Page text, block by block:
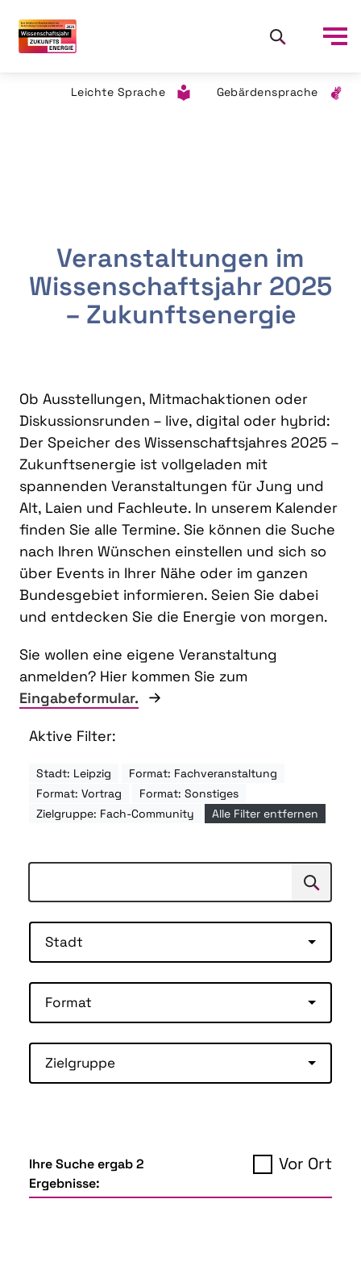
Leichte Sprache Gebärdensprache
Veranstaltungen im
Wissenschaftsjahr 2025
– Zukunftsenergie
Ob Ausstellungen, Mitmachaktionen oder
Diskussionsrunden – live, digital oder hybrid:
Der Speicher des Wissenschaftsjahres 2025 –
Zukunftsenergie ist vollgeladen mit
spannenden Veranstaltungen für Jung und
Alt, Laien und Fachleute. In unserem Kalender
finden Sie alle Termine. Sie können die Suche
nach Ihren Wünschen einstellen und sich so
über Events in Ihrer Nähe oder im ganzen
Bundesgebiet informieren. Seien Sie dabei
und entdecken Sie die Energie von morgen.
Sie wollen eine eigene Veranstaltung
anmelden? Hier kommen Sie zum
Eingabeformular.
Aktive Filter:
Stadt: Leipzig
Format: Fachveranstaltung
Format: Vortrag
Format: Sonstiges
Zielgruppe: Fach-Community
Alle Filter entfernen
Suchen
Stadt
Format
Zielgruppe
Ihre Suche ergab 2
Ergebnisse:
Vor Ort